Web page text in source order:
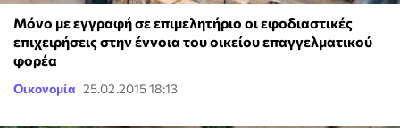
Μόνο με εγγραφή σε επιμελητήριο οι εφοδιαστικές
επιχειρήσεις στην έννοια του οικείου επαγγελματικού
φορέα
Οικονομία 25.02.2015 18:13